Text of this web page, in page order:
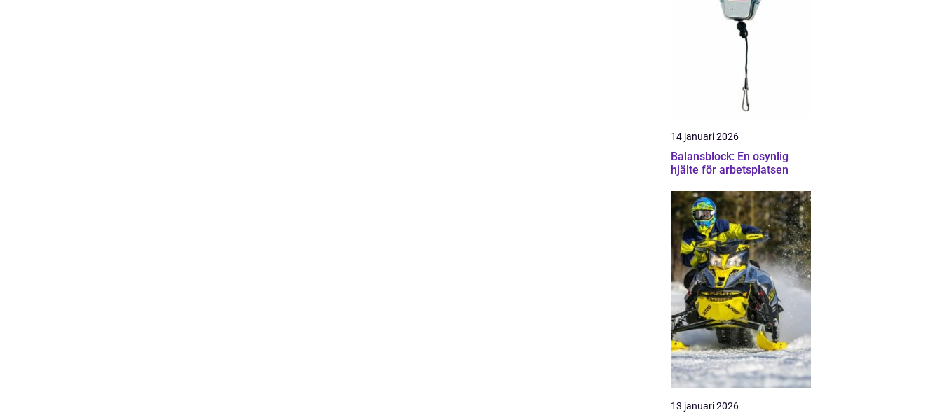
14 januari 2026
Balansblock: En osynlig
hjälte för arbetsplatsen
13 januari 2026